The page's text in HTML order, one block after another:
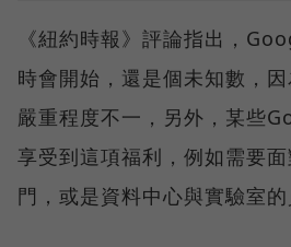
《紐約時報》評論指出，
時會開始，還是個未知數，
嚴重程度不一，另外，某些
享受到這項福利，例如需要
門，或是資料中心與實驗室的